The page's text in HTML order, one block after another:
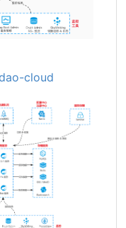
cloud